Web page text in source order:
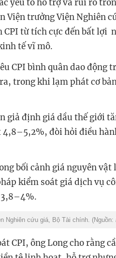
yếu tố hỗ trợ và rủi ro
Viện trưởng Viện Nghiên
CPI từ tích cực đến bất lợi
tế vĩ mô.
CPI bình quân dao động
trong khi lạm phát cơ
giả định giá dầu thế giới
4,8–5,2%, đòi hỏi điều
bối cảnh giá nguyên vật
kiểm soát giá dịch vụ
Nghiên cứu giá, Bộ Tài chính. (Nguồn:
CPI, ông Long cho rằng